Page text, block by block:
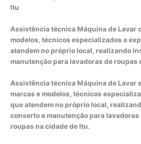
Itu
Assistência técnica Máquina de Lavar
modelos, técnicos especializados e
atendem no próprio local, realizando
manutenção para lavadoras de roupas
Assistência técnica Máquina de Lavar
marcas e modelos, técnicos
que atendem no próprio local,
conserto e manutenção para lavadoras
roupas na cidade de Itu.